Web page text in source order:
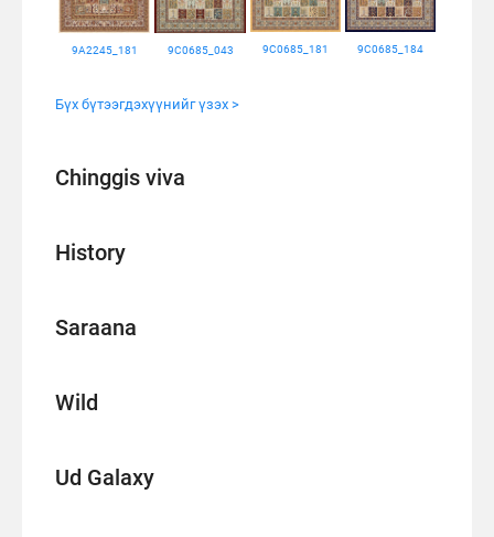
9A2245_181 9C0685_043 9C0685_181 9C0685_184
Бүх бүтээгдэхүүнийг үзэх >
Chinggis viva
History
Saraana
Wild
Ud Galaxy